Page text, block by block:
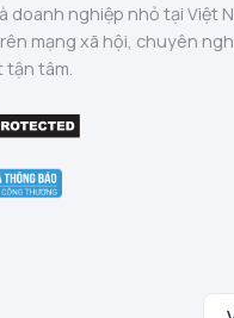
doanh nghiệp nhỏ tại Việt
mạng xã hội, chuyên
tâm.